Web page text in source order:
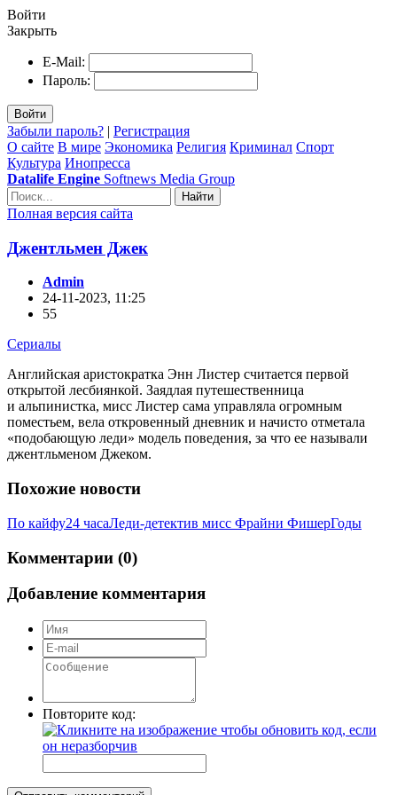
Войти
Закрыть
E-Mail:
Пароль:
Войти
Забыли пароль? | Регистрация
О сайте В мире Экономика Религия Криминал Спорт
Культура Инопресса
Datalife Engine Softnews Media Group
Найти
Полная версия сайта
Джентльмен Джек
Admin
24-11-2023, 11:25
55
Сериалы
Английская аристократка Энн Листер считается первой
открытой лесбиянкой. Заядлая путешественница
и альпинистка, мисс Листер сама управляла огромным
поместьем, вела откровенный дневник и начисто отметала
«подобающую леди» модель поведения, за что ее называли
джентльменом Джеком.
Похожие новости
По кайфу24 часаЛеди-детектив мисс Фрайни ФишерГоды
Комментарии (0)
Добавление комментария
Повторите код: